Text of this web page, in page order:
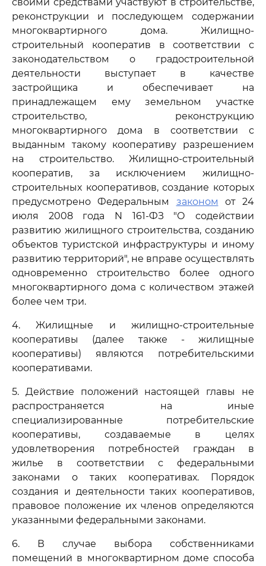
реконструкции и последующем содержании
многоквартирного дома. Жилищно-
строительный кооператив в соответствии с
законодательством о градостроительной
деятельности выступает в качестве
застройщика и обеспечивает на
принадлежащем ему земельном участке
строительство, реконструкцию
многоквартирного дома в соответствии с
выданным такому кооперативу разрешением
на строительство. Жилищно-строительный
кооператив, за исключением жилищно-
строительных кооперативов, создание которых
предусмотрено Федеральным законом от 24
июля 2008 года N 161-ФЗ "О содействии
развитию жилищного строительства, созданию
объектов туристской инфраструктуры и иному
развитию территорий", не вправе осуществлять
одновременно строительство более одного
многоквартирного дома с количеством этажей
более чем три.
4. Жилищные и жилищно-строительные
кооперативы (далее также - жилищные
кооперативы) являются потребительскими
кооперативами.
5. Действие положений настоящей главы не
распространяется на иные
специализированные потребительские
кооперативы, создаваемые в целях
удовлетворения потребностей граждан в
жилье в соответствии с федеральными
законами о таких кооперативах. Порядок
создания и деятельности таких кооперативов,
правовое положение их членов определяются
указанными федеральными законами.
6. В случае выбора собственниками
помещений в многоквартирном доме способа